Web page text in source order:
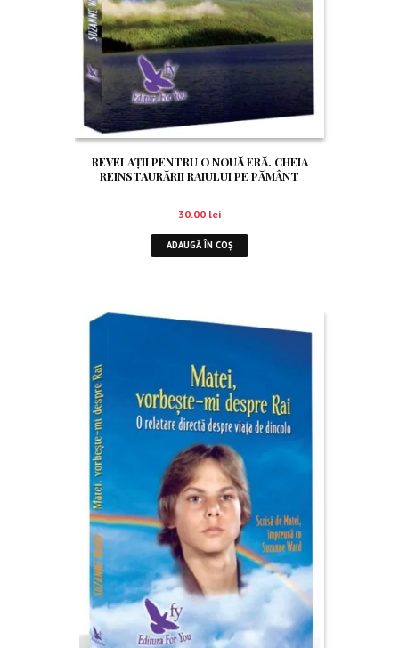
REVELAȚII PENTRU O NOUĂ ERĂ. CHEIA
REINSTAURĂRII RAIULUI PE PĂMÂNT
30.00 lei
ADAUGĂ ÎN COȘ